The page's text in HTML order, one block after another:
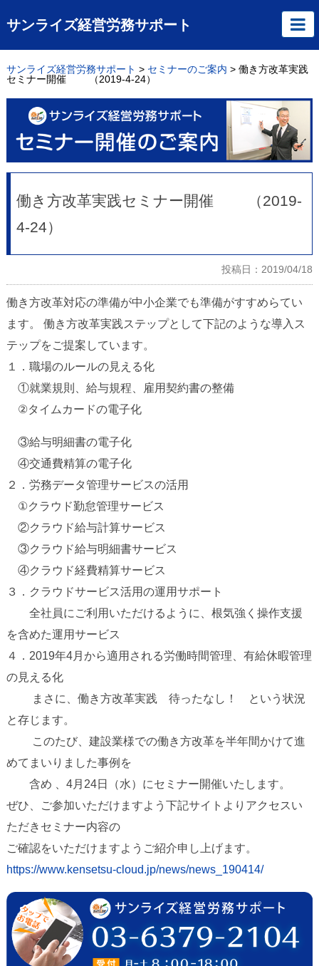
サンライズ経営労務サポート
サンライズ経営労務サポート > セミナーのご案内 > 働き方改革実践
セミナー開催 （2019-4-24）
働き方改革実践セミナー開催 （2019-
4-24）
投稿日：2019/04/18
働き方改革対応の準備が中小企業でも準備がすすめらてい
ます。 働き方改革実践ステップとして下記のような導入ス
テップをご提案しています。
１．職場のルールの見える化
①就業規則、給与規程、雇用契約書の整備
②タイムカードの電子化
③給与明細書の電子化
④交通費精算の電子化
２．労務データ管理サービスの活用
①クラウド勤怠管理サービス
②クラウド給与計算サービス
③クラウド給与明細書サービス
④クラウド経費精算サービス
３．クラウドサービス活用の運用サポート
全社員にご利用いただけるように、根気強く操作支援
を含めた運用サービス
４．2019年4月から適用される労働時間管理、有給休暇管理
の見える化
まさに、働き方改革実践 待ったなし！ という状況
と存じます。
このたび、建設業様での働き方改革を半年間かけて進
めてまいりました事例を
含め 、4月24日（水）にセミナー開催いたします。
ぜひ、ご参加いただけますよう下記サイトよりアクセスい
ただきセミナー内容の
ご確認をいただけますようご紹介申し上げます。
https://www.kensetsu-cloud.jp/news/news_190414/